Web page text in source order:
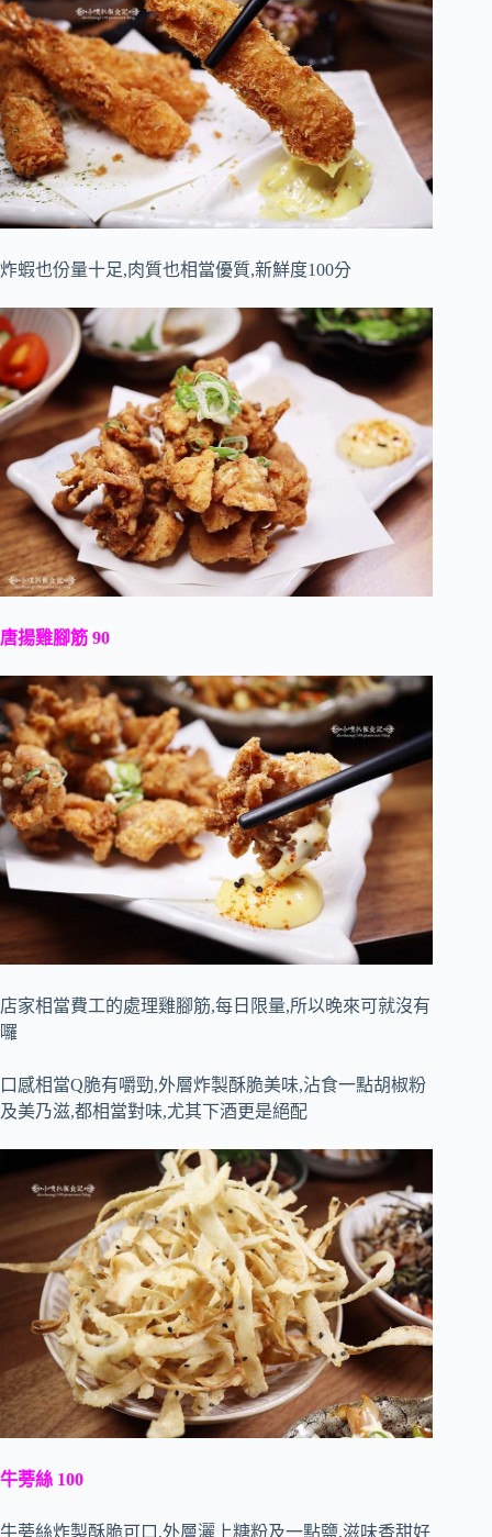
炸蝦也份量十足,肉質也相當優質,新鮮度100分
唐揚雞腳筋 90
店家相當費工的處理雞腳筋,每日限量,所以晚來可就沒有
囉
口感相當Q脆有嚼勁,外層炸製酥脆美味,沾食一點胡椒粉
及美乃滋,都相當對味,尤其下酒更是絕配
牛蒡絲 100
牛蒡絲炸製酥脆可口,外層灑上糖粉及一點鹽,滋味香甜好